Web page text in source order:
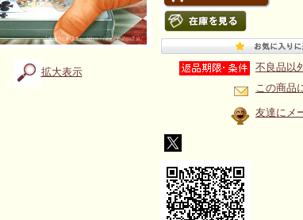
拡大表示
不良品以
この商品
友達にメ